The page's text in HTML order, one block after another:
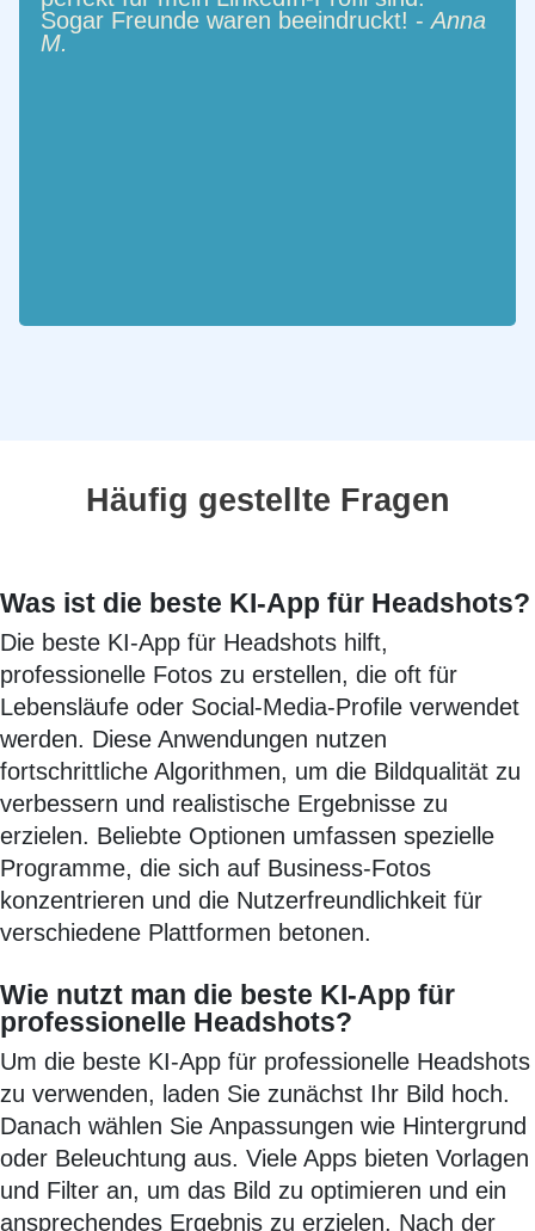
Sogar Freunde waren beeindruckt! - Anna
M.
Häufig gestellte Fragen
Was ist die beste KI-App für Headshots?
Die beste KI-App für Headshots hilft,
professionelle Fotos zu erstellen, die oft für
Lebensläufe oder Social-Media-Profile verwendet
werden. Diese Anwendungen nutzen
fortschrittliche Algorithmen, um die Bildqualität zu
verbessern und realistische Ergebnisse zu
erzielen. Beliebte Optionen umfassen spezielle
Programme, die sich auf Business-Fotos
konzentrieren und die Nutzerfreundlichkeit für
verschiedene Plattformen betonen.
Wie nutzt man die beste KI-App für
professionelle Headshots?
Um die beste KI-App für professionelle Headshots
zu verwenden, laden Sie zunächst Ihr Bild hoch.
Danach wählen Sie Anpassungen wie Hintergrund
oder Beleuchtung aus. Viele Apps bieten Vorlagen
und Filter an, um das Bild zu optimieren und ein
ansprechendes Ergebnis zu erzielen. Nach der